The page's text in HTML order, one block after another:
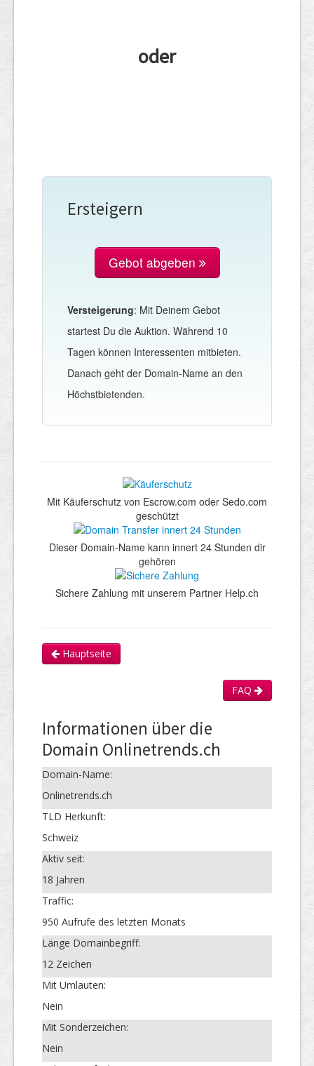
oder
Ersteigern
Gebot abgeben
Versteigerung: Mit Deinem Gebot
startest Du die Auktion. Während 10
Tagen können Interessenten mitbieten.
Danach geht der Domain-Name an den
Höchstbietenden.
Mit Käuferschutz von Escrow.com oder Sedo.com
geschützt
Dieser Domain-Name kann innert 24 Stunden dir
gehören
Sichere Zahlung mit unserem Partner Help.ch
Hauptseite
FAQ
Informationen über die
Domain Onlinetrends.ch
Domain-Name:
Onlinetrends.ch
TLD Herkunft:
Schweiz
Aktiv seit:
18 Jahren
Traffic:
950 Aufrufe des letzten Monats
Länge Domainbegriff:
12 Zeichen
Mit Umlauten:
Nein
Mit Sonderzeichen:
Nein